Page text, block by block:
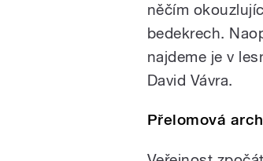
něčím
bedekrech.
najdeme je v
David Vávra.
Přelomová